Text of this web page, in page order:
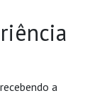
a